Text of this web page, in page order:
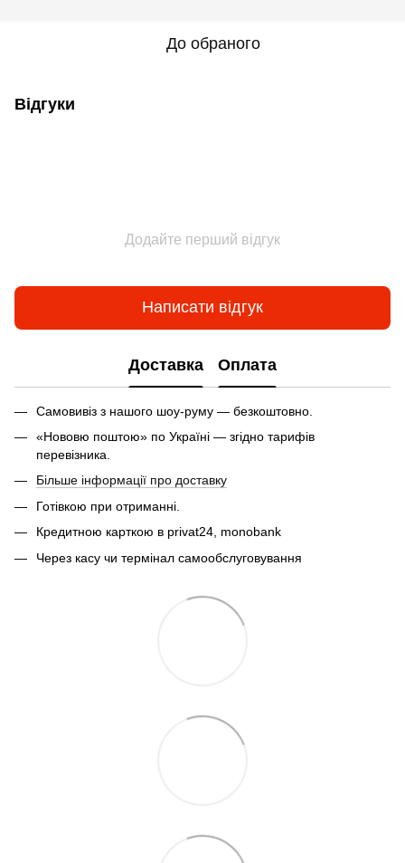
До обраного
Відгуки
Додайте перший відгук
Написати відгук
Доставка Оплата
Самовивіз з нашого шоу-руму — безкоштовно.
«Нововю поштою» по Україні — згідно тарифів
перевізника.
Більше інформації про доставку
Готівкою при отриманні.
Кредитною карткою в privat24, monobank
Через касу чи термінал самообслуговування